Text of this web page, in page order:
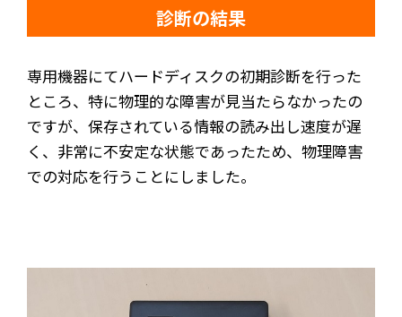
診断の結果
専用機器にてハードディスクの初期診断を行った
ところ、特に物理的な障害が見当たらなかったの
ですが、保存されている情報の読み出し速度が遅
く、非常に不安定な状態であったため、物理障害
での対応を行うことにしました。